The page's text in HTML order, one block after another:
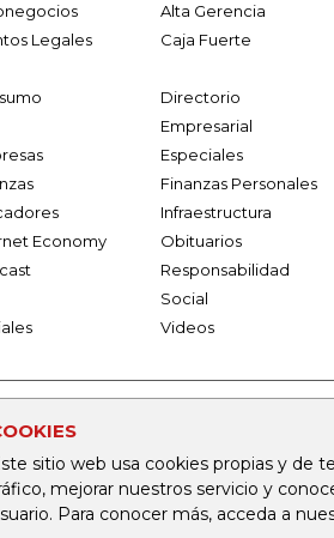
sitio web usa cookies propias y de
mejorar nuestros servicio y
Para conocer más, acceda a
Alta Gerencia
Legales
Caja Fuerte
Directorio
Empresarial
Especiales
Finanzas Personales
Infraestructura
Economy
Obituarios
Responsabilidad
Social
Videos
empresas.larepublica.co
canalrcn.com